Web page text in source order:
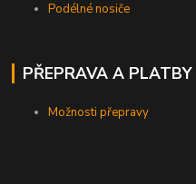
Podélné nosiče
PŘEPRAVA A PLATBY
Možnosti přepravy